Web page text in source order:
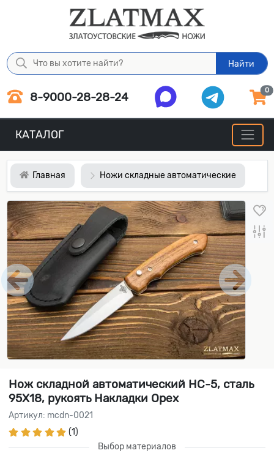
Найти
8-9000-28-28-24 0
КАТАЛОГ
Главная Ножи складные автоматические
Нож складной автоматический НС-5, сталь
95Х18, рукоять Накладки Орех
Артикул: mcdn-0021
(1)
Выбор материалов